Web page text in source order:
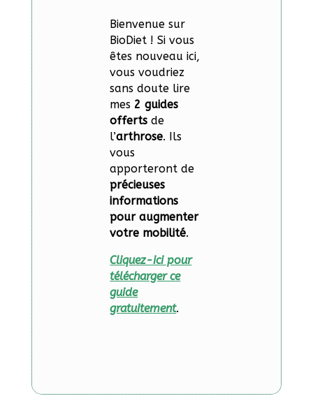
Bienvenue sur
BioDiet ! Si vous
êtes nouveau ici,
vous voudriez
sans doute lire
mes 2 guides
offerts de
l’arthrose. Ils
vous
apporteront de
précieuses
informations
pour augmenter
votre mobilité.
Cliquez-ici pour
télécharger ce
guide
gratuitement.